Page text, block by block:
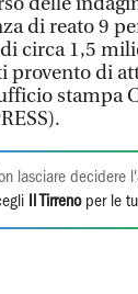
di reato 9
circa 1,5
provento di
stampa
lasciare decidere
Il Tirrenoper le